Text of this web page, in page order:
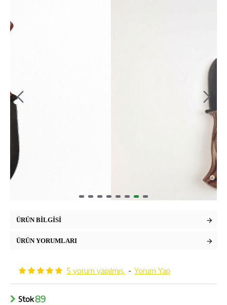
ÜRÜN BILGISI
ÜRÜN YORUMLARI
5 yorum yapılmış. - Yorum Yap
Stok89